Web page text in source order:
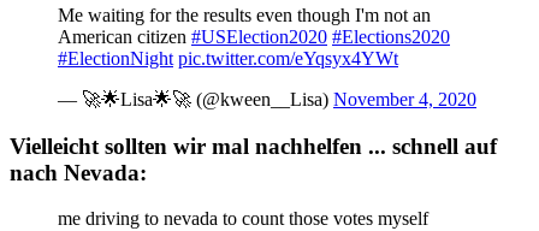
Me waiting for the results even though I'm not an
American citizen #USElection2020 #Elections2020
#ElectionNight pic.twitter.com/eYqsyx4YWt
— 🚀🌟Lisa🌟🚀 (@kween__Lisa) November 4, 2020
Vielleicht sollten wir mal nachhelfen ... schnell auf
nach Nevada:
me driving to nevada to count those votes myself